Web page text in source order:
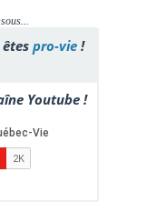
pro-vie !
Youtube !